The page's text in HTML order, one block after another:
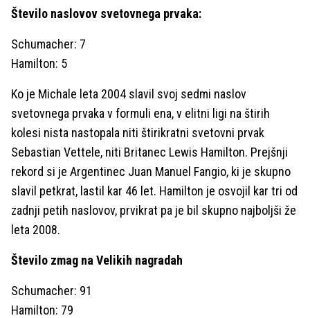
Število naslovov svetovnega prvaka:
Schumacher: 7
Hamilton: 5
Ko je Michale leta 2004 slavil svoj sedmi naslov
svetovnega prvaka v formuli ena, v elitni ligi na štirih
kolesi nista nastopala niti štirikratni svetovni prvak
Sebastian Vettele, niti Britanec Lewis Hamilton. Prejšnji
rekord si je Argentinec Juan Manuel Fangio, ki je skupno
slavil petkrat, lastil kar 46 let. Hamilton je osvojil kar tri od
zadnji petih naslovov, prvikrat pa je bil skupno najboljši že
leta 2008.
Število zmag na Velikih nagradah
Schumacher: 91
Hamilton: 79